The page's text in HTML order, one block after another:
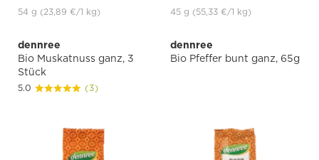
54 g (23,89 €/1 kg) 45 g (55,33 €/1 kg)
dennree
Bio Muskatnuss ganz, 3
Stück
5.0 (3)
dennree
Bio Pfeffer bunt ganz, 65g